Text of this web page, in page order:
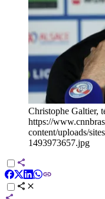
Christophe Galtier,
https://
content/uploads/
1493973657.jpg